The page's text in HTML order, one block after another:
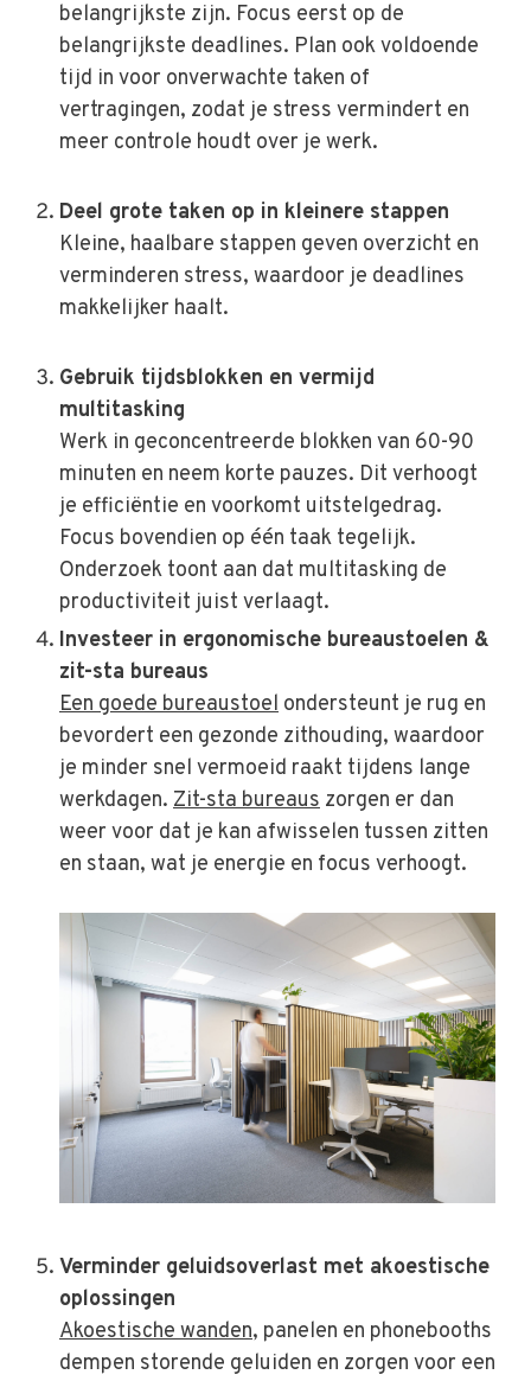
belangrijkste zijn. Focus eerst op de
belangrijkste deadlines. Plan ook voldoende
tijd in voor onverwachte taken of
vertragingen, zodat je stress vermindert en
meer controle houdt over je werk.
Deel grote taken op in kleinere stappen
Kleine, haalbare stappen geven overzicht en
verminderen stress, waardoor je deadlines
makkelijker haalt.
Gebruik tijdsblokken en vermijd
multitasking
Werk in geconcentreerde blokken van 60-90
minuten en neem korte pauzes. Dit verhoogt
je efficiëntie en voorkomt uitstelgedrag.
Focus bovendien op één taak tegelijk.
Onderzoek toont aan dat multitasking de
productiviteit juist verlaagt.
Investeer in ergonomische bureaustoelen &
zit-sta bureaus
Een goede bureaustoel ondersteunt je rug en
bevordert een gezonde zithouding, waardoor
je minder snel vermoeid raakt tijdens lange
werkdagen. Zit-sta bureaus zorgen er dan
weer voor dat je kan afwisselen tussen zitten
en staan, wat je energie en focus verhoogt.
Verminder geluidsoverlast met akoestische
oplossingen
Akoestische wanden, panelen en phonebooths
dempen storende geluiden en zorgen voor een